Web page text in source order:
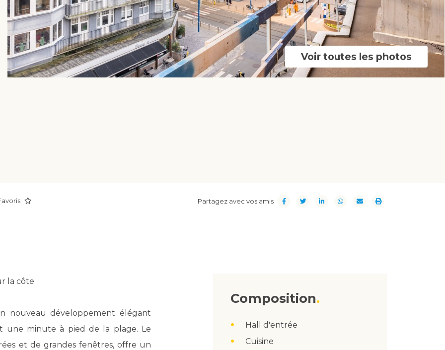
Voir toutes les photos
Partagez avec vos amis
la côte
nouveau développement élégant
une minute à pied de la plage. Le
et de grandes fenêtres, offre un
Composition
Hall d'entrée
Cuisine